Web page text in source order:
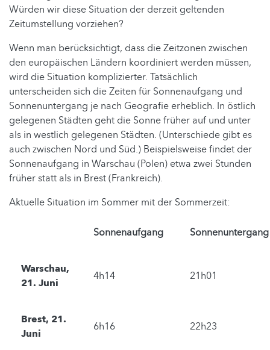
Würden wir diese Situation der derzeit geltenden
Zeitumstellung vorziehen?
Wenn man berücksichtigt, dass die Zeitzonen zwischen
den europäischen Ländern koordiniert werden müssen,
wird die Situation komplizierter. Tatsächlich
unterscheiden sich die Zeiten für Sonnenaufgang und
Sonnenuntergang je nach Geografie erheblich. In östlich
gelegenen Städten geht die Sonne früher auf und unter
als in westlich gelegenen Städten. (Unterschiede gibt es
auch zwischen Nord und Süd.) Beispielsweise findet der
Sonnenaufgang in Warschau (Polen) etwa zwei Stunden
früher statt als in Brest (Frankreich).
Aktuelle Situation im Sommer mit der Sommerzeit:
Sonnenaufgang Sonnenuntergang
Warschau,
21. Juni
4h14 21h01
Brest, 21.
Juni
6h16 22h23